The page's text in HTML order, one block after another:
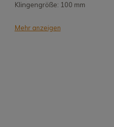
Klingengröße: 100 mm
Mehr anzeigen